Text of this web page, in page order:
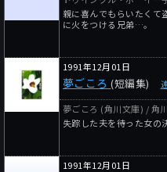
親に喜んでもらいたくて
に火をつける兄弟…。
1991年12月01日
夢ごころ (短編集)
夢ごころ (角川文庫) / 角
失踪した夫を待った女の
1991年12月01日